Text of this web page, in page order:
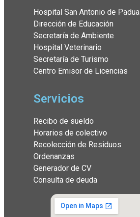
Hospital San Antonio de Padua
Dirección de Educación
Secretaría de Ambiente
Hospital Veterinario
Secretaría de Turismo
Centro Emisor de Licencias
Servicios
Recibo de sueldo
Horarios de colectivo
Recolección de Residuos
Ordenanzas
Generador de CV
Consulta de deuda